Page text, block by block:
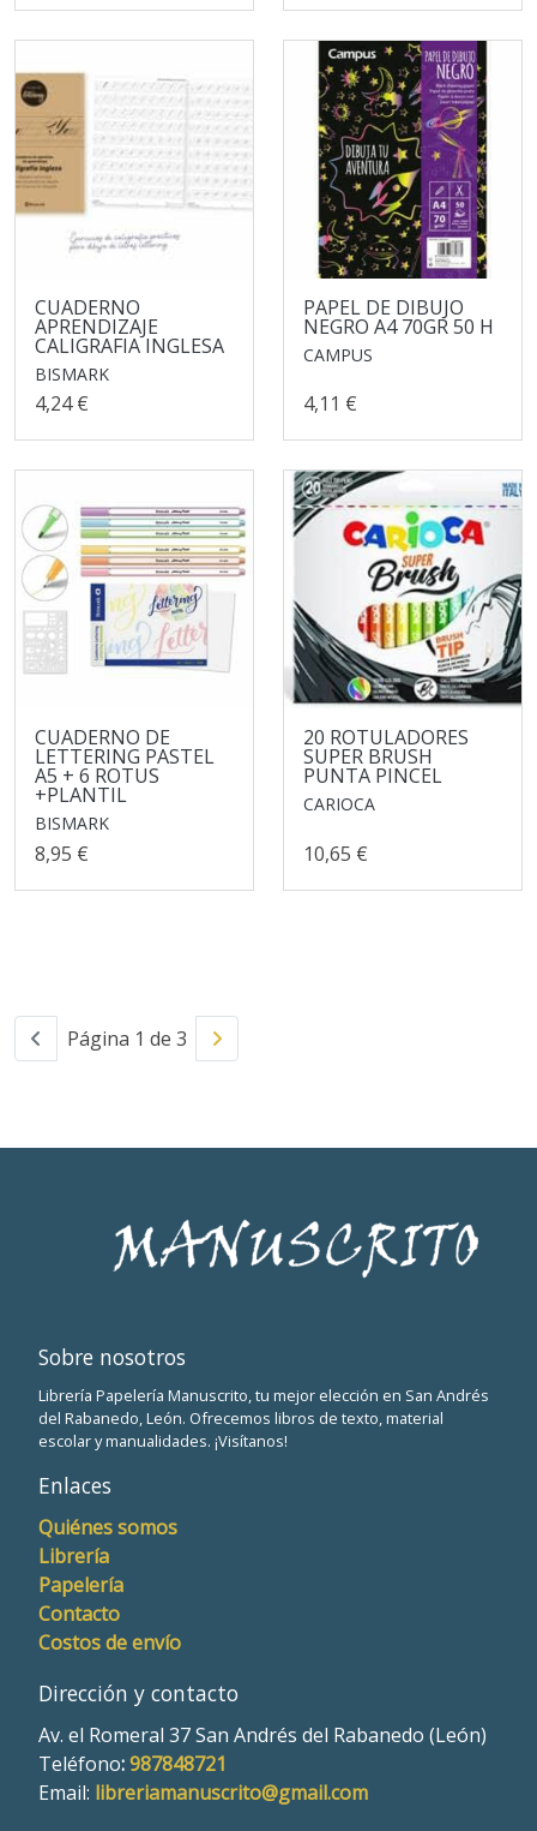
CUADERNO
APRENDIZAJE
CALIGRAFIA INGLESA
BISMARK
4,24 €
PAPEL DE DIBUJO
NEGRO A4 70GR 50 H
CAMPUS
4,11 €
CUADERNO DE
LETTERING PASTEL
A5 + 6 ROTUS
+PLANTIL
BISMARK
8,95 €
20 ROTULADORES
SUPER BRUSH
PUNTA PINCEL
CARIOCA
10,65 €
Página 1 de 3
Sobre nosotros
Librería Papelería Manuscrito, tu mejor elección en San Andrés
del Rabanedo, León. Ofrecemos libros de texto, material
escolar y manualidades. ¡Visítanos!
Enlaces
Quiénes somos
Librería
Papelería
Contacto
Costos de envío
Dirección y contacto
Av. el Romeral 37 San Andrés del Rabanedo (León)
Teléfono:987848721
Email: libreriamanuscrito@gmail.com